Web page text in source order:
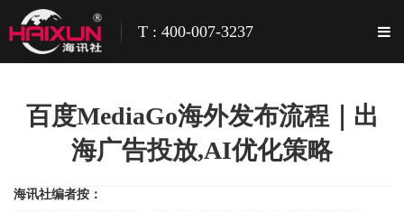
T : 400-007-3237
百度MediaGo海外发布流程｜出
海广告投放,AI优化策略
海讯社编者按：